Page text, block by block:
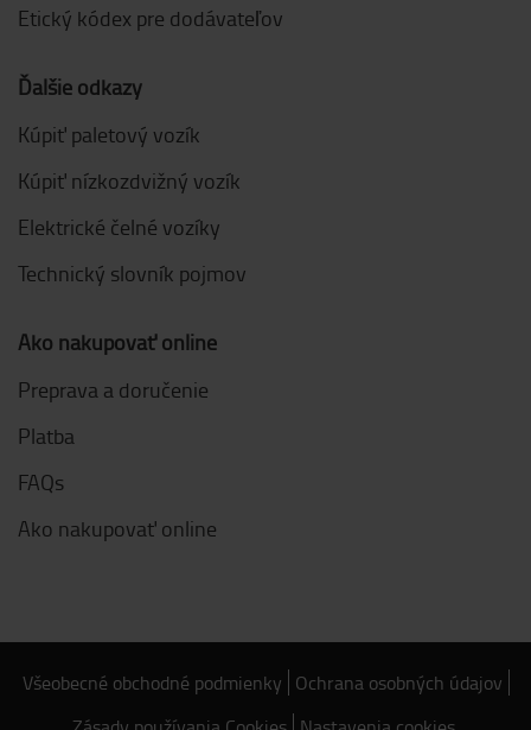
Etický kódex pre dodávateľov
Ďalšie odkazy
Kúpiť paletový vozík
Kúpiť nízkozdvižný vozík
Elektrické čelné vozíky
Technický slovník pojmov
Ako nakupovať online
Preprava a doručenie
Platba
FAQs
Ako nakupovať online
Všeobecné obchodné podmienky Ochrana osobných údajov